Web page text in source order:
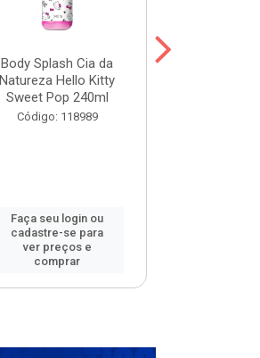
Body Splash Cia da
Natureza Hello Kitty
Sweet Pop 240ml
Código: 118989
Faça seu login ou
cadastre-se para
ver preços e
comprar